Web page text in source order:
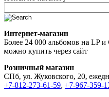
Интернет-магазин
Более 24 000 альбомов на LP и
можно купить через сайт
Розничный магазин
СПб, ул. Жуковского, 20,
+7-812-273-61-59, +7-967-359-